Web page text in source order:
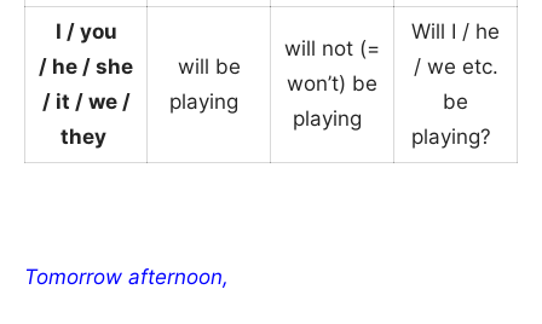
I / you
/ he / she
/ it / we /
they
will be
playing
will not (=
won’t) be
playing
Will I / he
/ we etc.
be
playing?
Tomorrow afternoon,